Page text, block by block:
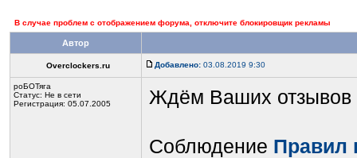
В случае проблем с отображением форума, отключите блокировщик рекламы
Автор
Overclockers.ru Добавлено: 03.08.2019 9:30
роБОТяга
Статус: Не в сети
Регистрация: 05.07.2005
Ждём Ваших
Соблюдение Правил